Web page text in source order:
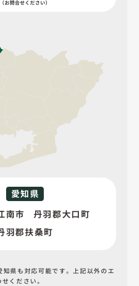
愛知県
南市
丹羽郡大口町
羽郡扶桑町
知県も対応可能です。上記以外の エ
ください。